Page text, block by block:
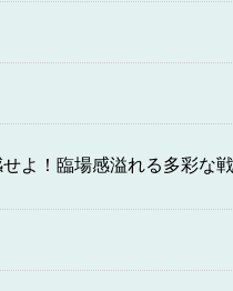
よ！臨場感溢れる多彩な